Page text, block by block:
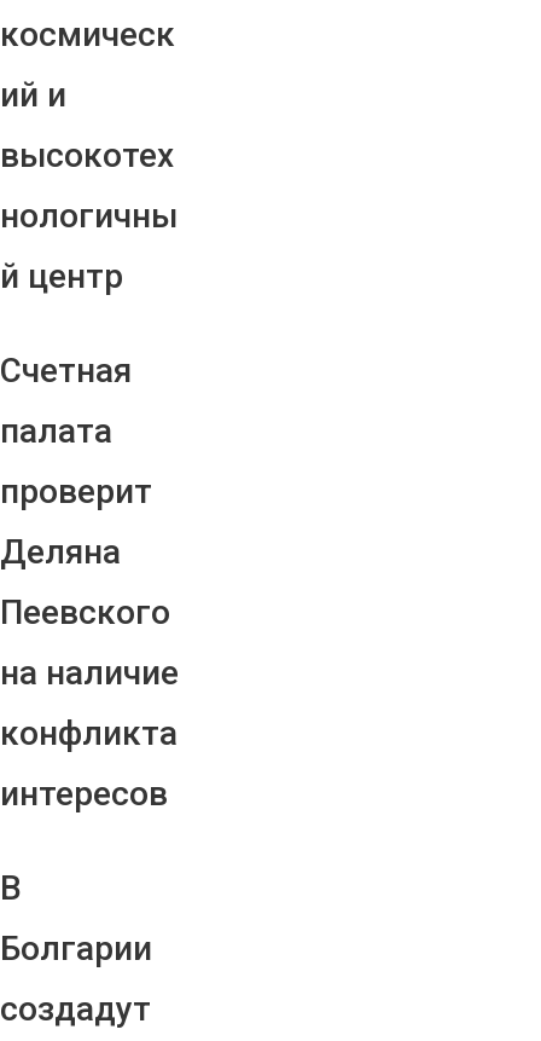
космическ
ий и
высокотех
нологичны
й центр
Счетная
палата
проверит
Деляна
Пеевского
на наличие
конфликта
интересов
В
Болгарии
создадут